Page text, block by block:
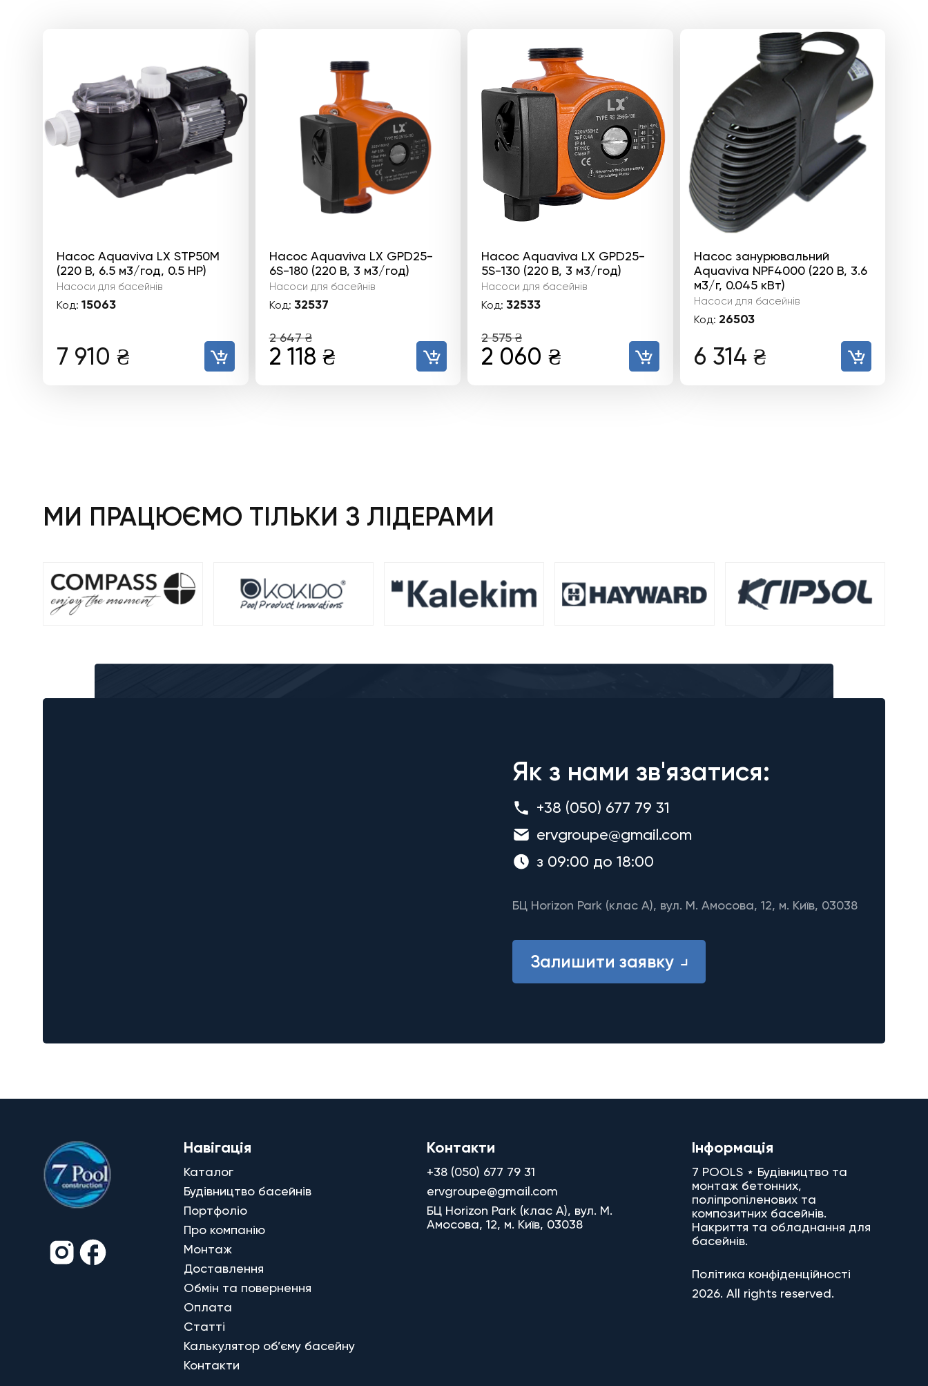
Насос Aquaviva LX STP50M
(220 В, 6.5 м3/год, 0.5 HP)
Насоси для басейнів
Код: 15063
7 910 ₴
Насос Aquaviva LX GPD25-
6S-180 (220 В, 3 м3/год)
Насоси для басейнів
Код: 32537
2 647₴
Оригінальна
2 118 ₴Поточна
Насос Aquaviva LX GPD25-
5S-130 (220 В, 3 м3/год)
Насоси для басейнів
Код: 32533
2 575₴
Оригінальна
2 060 ₴ Поточна
Насос занурювальний
Aquaviva NPF4000 (220 В, 3.6
м3/г, 0.045 кВт)
Насоси для басейнів
Код: 26503
6 314 ₴
МИ ПРАЦЮЄМО ТІЛЬКИ З ЛІДЕРАМИ
Як з нами зв'язатися:
+38 (050) 677 79 31
ervgroupe@gmail.com
з 09:00 до 18:00
БЦ Horizon Park (клас A), вул. М. Амосова, 12, м. Київ, 03038
Залишити заявку
Навігація
Каталог
Будівництво басейнів
Портфоліо
Про компанію
Монтаж
Доставлення
Обмін та повернення
Оплата
Статті
Калькулятор об’єму басейну
Контакти
Контакти
+38 (050) 677 79 31
ervgroupe@gmail.com
БЦ Horizon Park (клас A), вул. М.
Амосова, 12, м. Київ, 03038
Інформація
7 POOLS ⋆ Будівництво та
монтаж бетонних,
поліпропіленових та
композитних басейнів.
Накриття та обладнання для
басейнів.
Політика конфіденційності
2026. All rights reserved.